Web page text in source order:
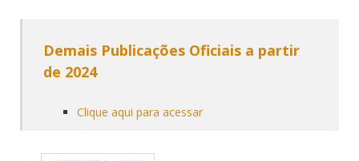
Demais Publicações Oficiais a partir
de 2024
Clique aqui para acessar